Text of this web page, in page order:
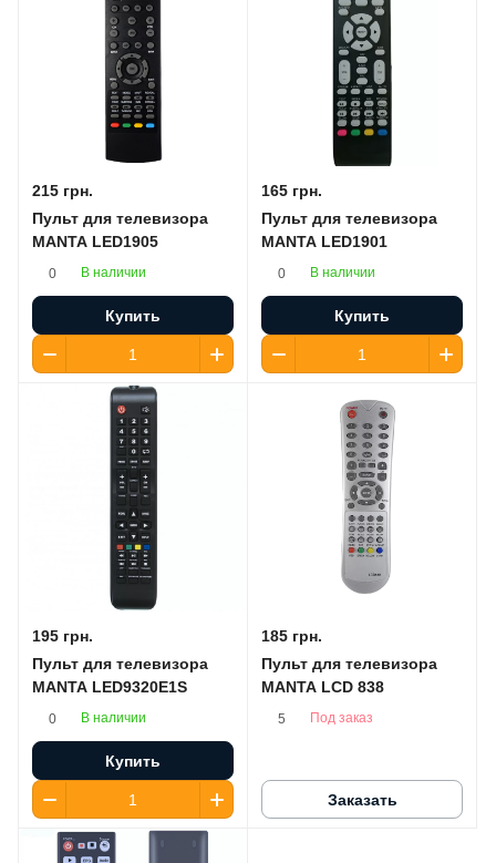
215 грн.
Пульт для телевизора
MANTA LED1905
0 В наличии
Купить
165 грн.
Пульт для телевизора
MANTA LED1901
0 В наличии
Купить
195 грн.
Пульт для телевизора
MANTA LED9320E1S
0 В наличии
Купить
185 грн.
Пульт для телевизора
MANTA LCD 838
5 Под заказ
Заказать